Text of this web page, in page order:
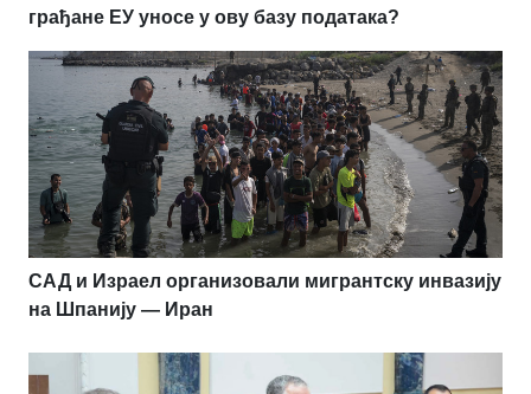
грађане ЕУ уносе у ову базу података?
САД и Израел организовали мигрантску инвазију
на Шпанију — Иран